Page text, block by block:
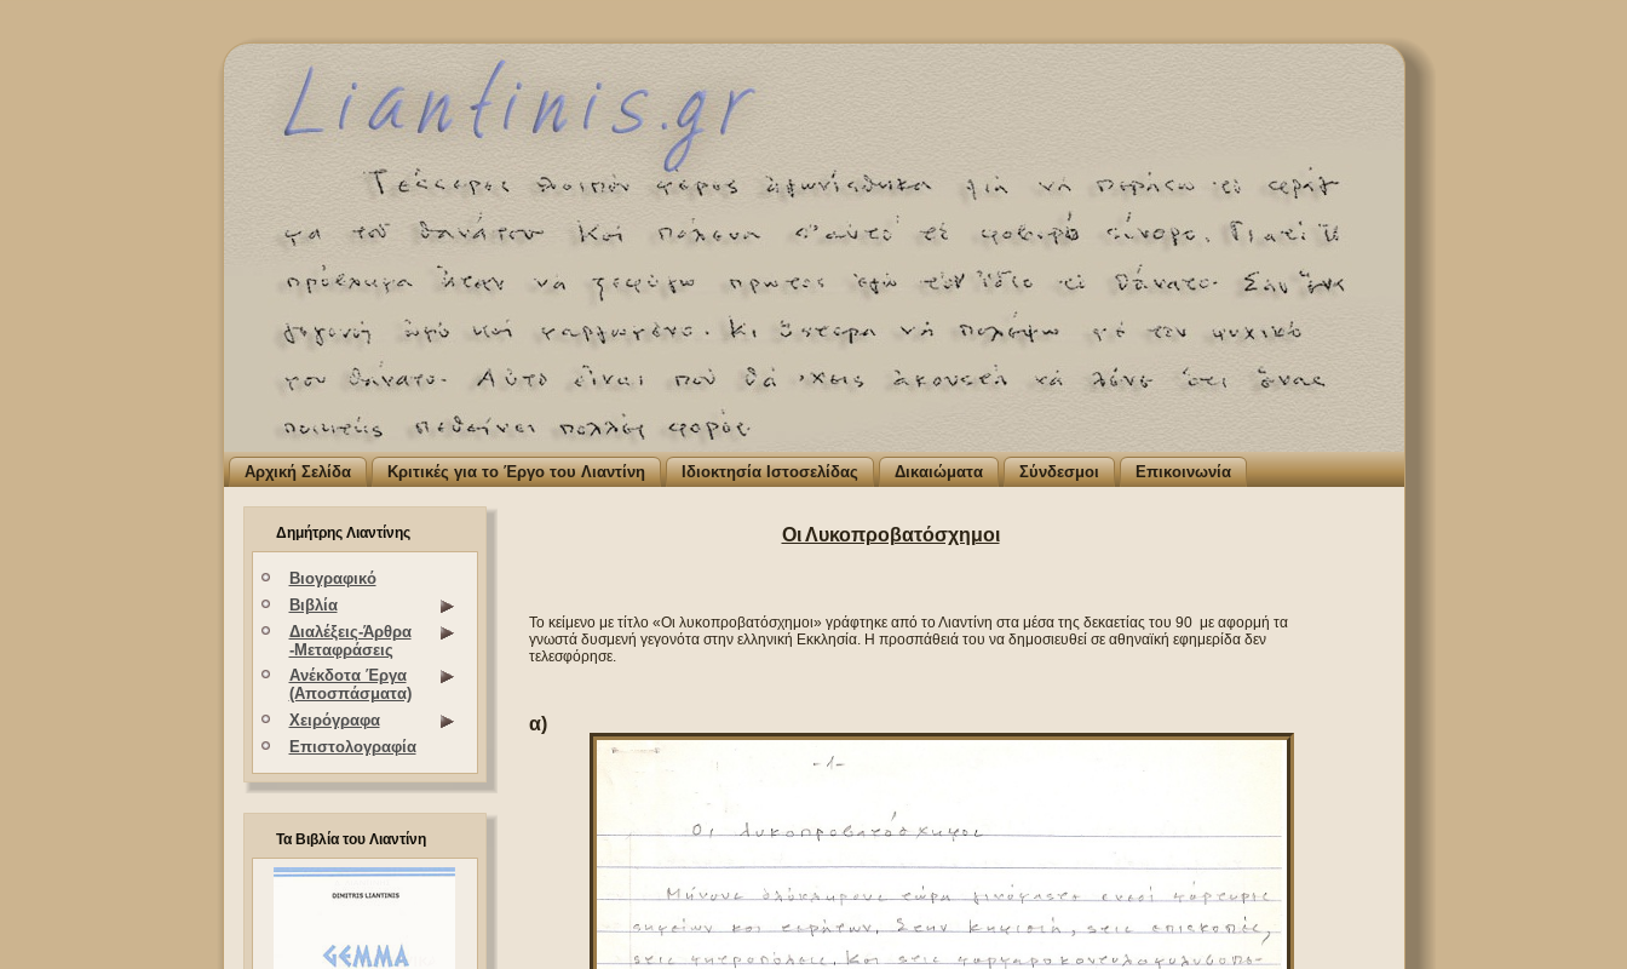
Αρχική Σελίδα Κριτικές για το Έργο του Λιαντίνη Ιδιοκτησία Ιστοσελίδας Δικαιώματα Σύνδεσμοι Επικοινωνία
Δημήτρης Λιαντίνης
Βιογραφικό
Βιβλία
Διαλέξεις-Άρθρα
-Μεταφράσεις
Ανέκδοτα Έργα
(Αποσπάσματα)
Χειρόγραφα
Επιστολογραφία
Τα Βιβλία του Λιαντίνη
Οι Λυκοπροβατόσχημοι
Το κείμενο με τίτλο «Οι λυκοπροβατόσχημοι» γράφτηκε από το Λιαντίνη στα μέσα της δεκαετίας του 90 με αφορμή τα
γνωστά δυσμενή γεγονότα στην ελληνική Εκκλησία. Η προσπάθειά του να δημοσιευθεί σε αθηναϊκή εφημερίδα δεν
τελεσφόρησε.
α)